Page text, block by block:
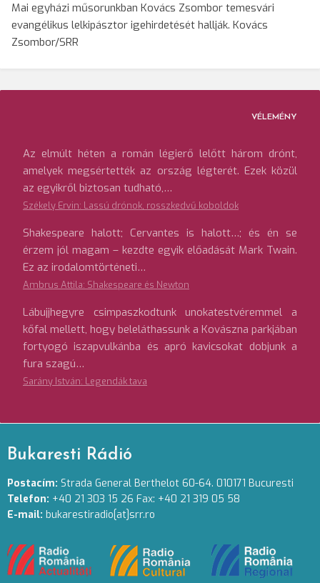
Mai egyházi műsorunkban Kovács Zsombor temesvári
evangélikus lelkipásztor igehirdetését hallják. Kovács
Zsombor/SRR
VÉLEMÉNY
Az elmúlt héten a román légierő lelőtt három drónt,
amelyek megsértették az ország légterét. Ezek közül
az egyikről biztosan tudható,…
Székely Ervin: Lassú drónok, rosszkedvű koboldok
Shakespeare halott; Cervantes is halott…; és én se
érzem jól magam – kezdte egyik előadását Mark Twain.
Ez az irodalomtörténeti…
Ambrus Attila: Shakespeare és Newton
Lábujjhegyre csimpaszkodtunk unokatestvéremmel a
kőfal mellett, hogy beleláthassunk a Kovászna parkjában
fortyogó iszapvulkánba és apró kavicsokat dobjunk a
fura szagú…
Sarány István: Legendák tava
Bukaresti Rádió
Postacím: Strada General Berthelot 60-64. 010171 Bucuresti
Telefon: +40 21 303 15 26 Fax: +40 21 319 05 58
E-mail: bukarestiradio[at]srr.ro